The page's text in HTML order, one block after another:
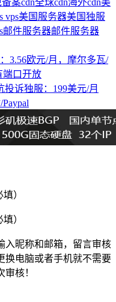
备案cdn全球cdn海外cdn美
vps美国服务器美国独服
邮件服务器邮件服务器
3.56欧元/月，摩尔多瓦/
端口开放
投诉独服：199美元/月
）
）
入昵称和邮箱，留言审核
换电脑或者手机就不需要
核！